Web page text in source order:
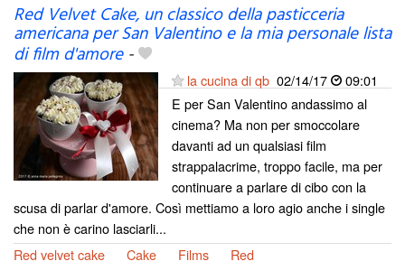
Red Velvet Cake, un classico della pasticceria
americana per San Valentino e la mia personale lista
di film d'amore-
la cucina di qb 02/14/17
09:01
E per San Valentino andassimo al
cinema? Ma non per smoccolare
davanti ad un qualsiasi film
strappalacrime, troppo facile, ma per
continuare a parlare di cibo con la
scusa di parlar d'amore. Così mettiamo a loro agio anche i single
che non è carino lasciarli...
Red velvet cake
Cake Films Red